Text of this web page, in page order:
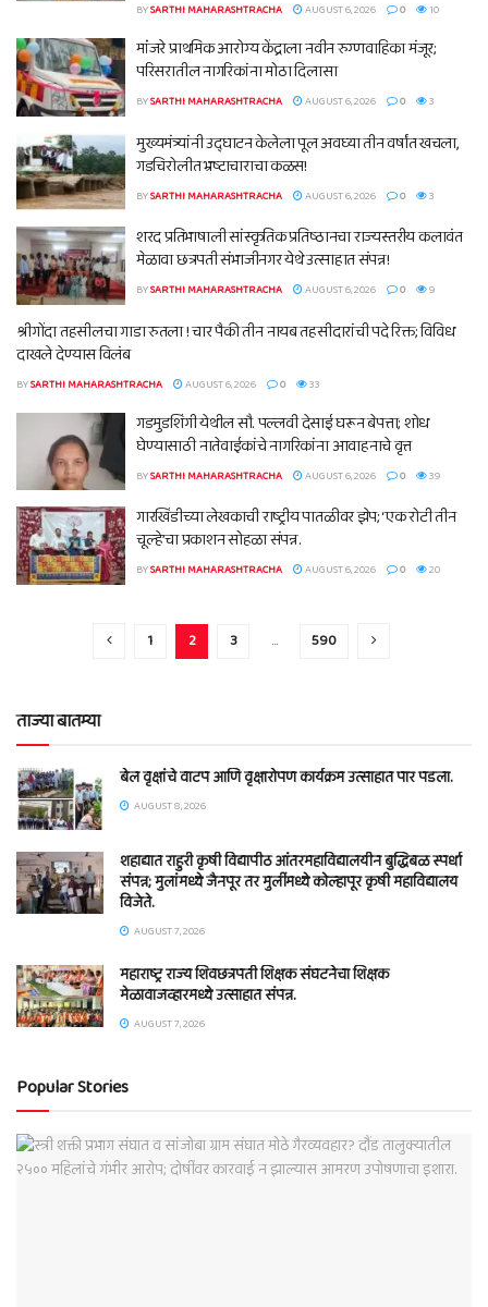
BYSARTHI MAHARASHTRACHA AUGUST 6, 2026 0 10
मांंजरे प्राथमिक आरोग्य केंद्राला नवीन रुग्णवाहिका मंजूर;
परिसरातील नागरिकांना मोठा दिलासा
BYSARTHI MAHARASHTRACHA AUGUST 6, 2026 0 3
मुख्यमंत्र्यांनी उद्घाटन केलेला पूल अवघ्या तीन वर्षांत खचला,
गडचिरोलीत भ्रष्टाचाराचा कळस!
BYSARTHI MAHARASHTRACHA AUGUST 6, 2026 0 3
शरद प्रतिभाषाली सांस्कृतिक प्रतिष्ठानचा राज्यस्तरीय कलावंत
मेळावा छत्रपती संभाजीनगर येथे उत्साहात संपन्न!
BYSARTHI MAHARASHTRACHA AUGUST 6, 2026 0 9
श्रीगोंदा तहसीलचा गाडा रुतला ! चार पैकी तीन नायब तहसीदारांची पदे रिक्त; विविध
दाखले देण्यास विलंब
BYSARTHI MAHARASHTRACHA AUGUST 6, 2026 0 33
गडमुडशिंगी येथील सौ. पल्लवी देसाई घरून बेपत्ता; शोध
घेण्यासाठी नातेवाईकांचे नागरिकांना आवाहनाचे वृत्त
BYSARTHI MAHARASHTRACHA AUGUST 6, 2026 0 39
गारखिंडीच्या लेखकाची राष्ट्रीय पातळीवर झेप; ‘एक रोटी तीन
चूल्हे’चा प्रकाशन सोहळा संपन्न.
BYSARTHI MAHARASHTRACHA AUGUST 6, 2026 0 20
1 2 3 … 590
ताज्या बातम्या
बेल वृक्षांचे वाटप आणि वृक्षारोपण कार्यक्रम उत्साहात पार पडला.
AUGUST 8, 2026
शहाद्यात राहुरी कृषी विद्यापीठ आंतरमहाविद्यालयीन बुद्धिबळ स्पर्धा
संपन्न; मुलांमध्ये जैनपूर तर मुलींमध्ये कोल्हापूर कृषी महाविद्यालय
विजेते.
AUGUST 7, 2026
महाराष्ट्र राज्य शिवछत्रपती शिक्षक संघटनेचा शिक्षक
मेळावाजव्हारमध्ये उत्साहात संपन्न.
AUGUST 7, 2026
Popular Stories